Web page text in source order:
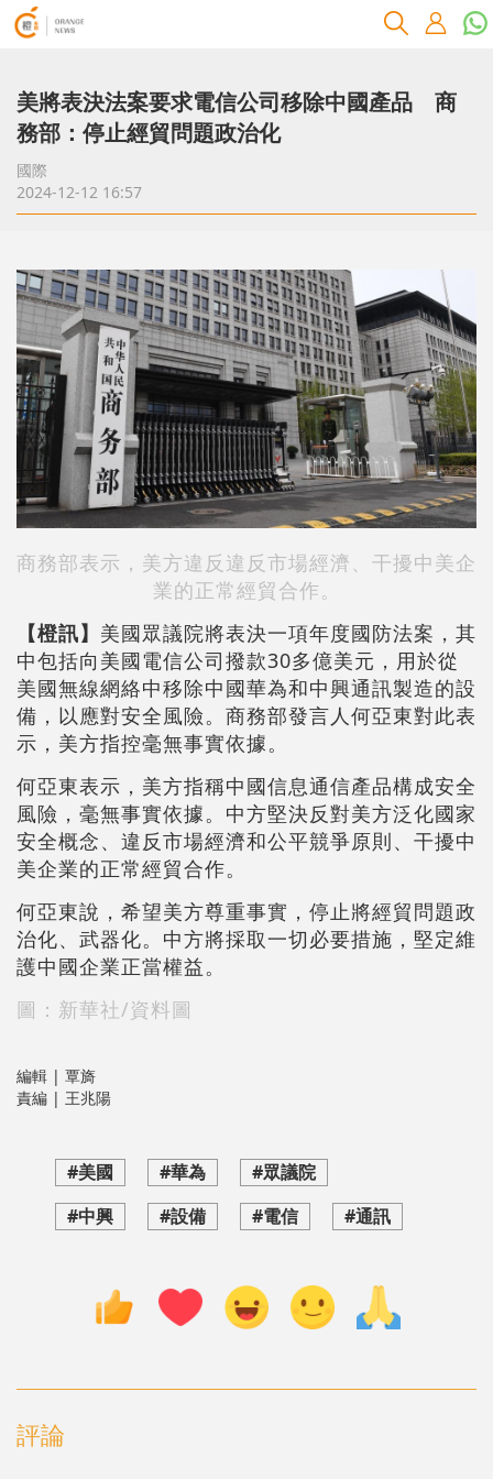
美將表決法案要求電信公司移除中國產品 商
務部：停止經貿問題政治化
國際
2024-12-12 16:57
商務部表示，美方違反違反市場經濟、干擾中美企
業的正常經貿合作。
【橙訊】 美國眾議院將表決一項年度國防法案，其
中包括向美國電信公司撥款30多億美元，用於從
美國無線網絡中移除中國華為和中興通訊製造的設
備，以應對安全風險。商務部發言人何亞東對此表
示，美方指控毫無事實依據。
何亞東表示，美方指稱中國信息通信產品構成安全
風險，毫無事實依據。中方堅決反對美方泛化國家
安全概念、違反市場經濟和公平競爭原則、干擾中
美企業的正常經貿合作。
何亞東說，希望美方尊重事實，停止將經貿問題政
治化、武器化。中方將採取一切必要措施，堅定維
護中國企業正當權益。
圖：新華社/資料圖
編輯 | 覃旖
責編 | 王兆陽
#美國 #華為
#眾議院
#中興
#設備 #電信 #通訊
評論